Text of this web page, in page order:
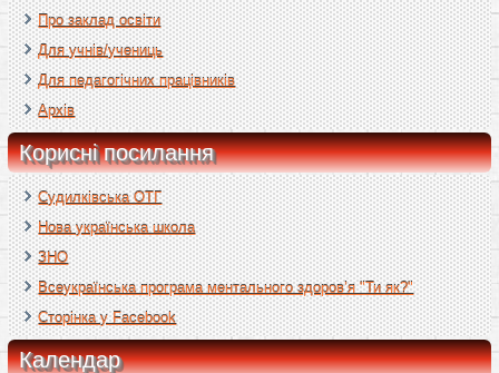
Про заклад освіти
Для учнів/учениць
Для педагогічних працівників
Архів
Корисні посилання
Судилківська ОТГ
Нова українська школа
ЗНО
Всеукраїнська програма ментального здоров’я "Ти як?"
Сторінка у Facebook
Календар